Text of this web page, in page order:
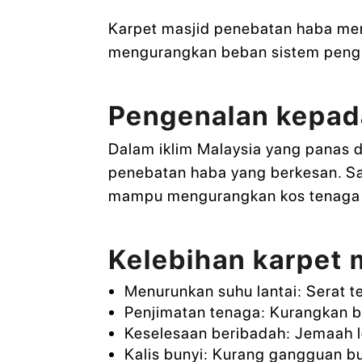
Karpet masjid penebatan haba
mengurangkan beban sistem
Pengenalan
Dalam iklim Malaysia yang panas
penebatan haba yang berkesan.
mampu mengurangkan kos
Kelebihan karpet
Menurunkan suhu lantai: Serat
Penjimatan tenaga: Kurangkan
Keselesaan beribadah:
Kalis bunyi: Kurang gangguan